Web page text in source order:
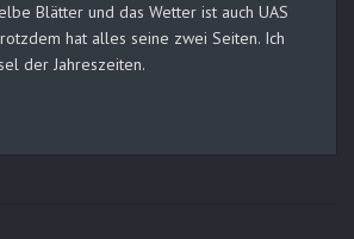
Blätter und das Wetter ist auch UAS
hat alles seine zwei Seiten. Ich
der Jahreszeiten.